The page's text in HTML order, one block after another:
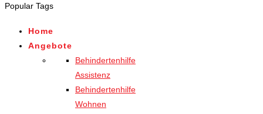
Popular Tags
Home
Angebote
Behindertenhilfe
Assistenz
Behindertenhilfe
Wohnen